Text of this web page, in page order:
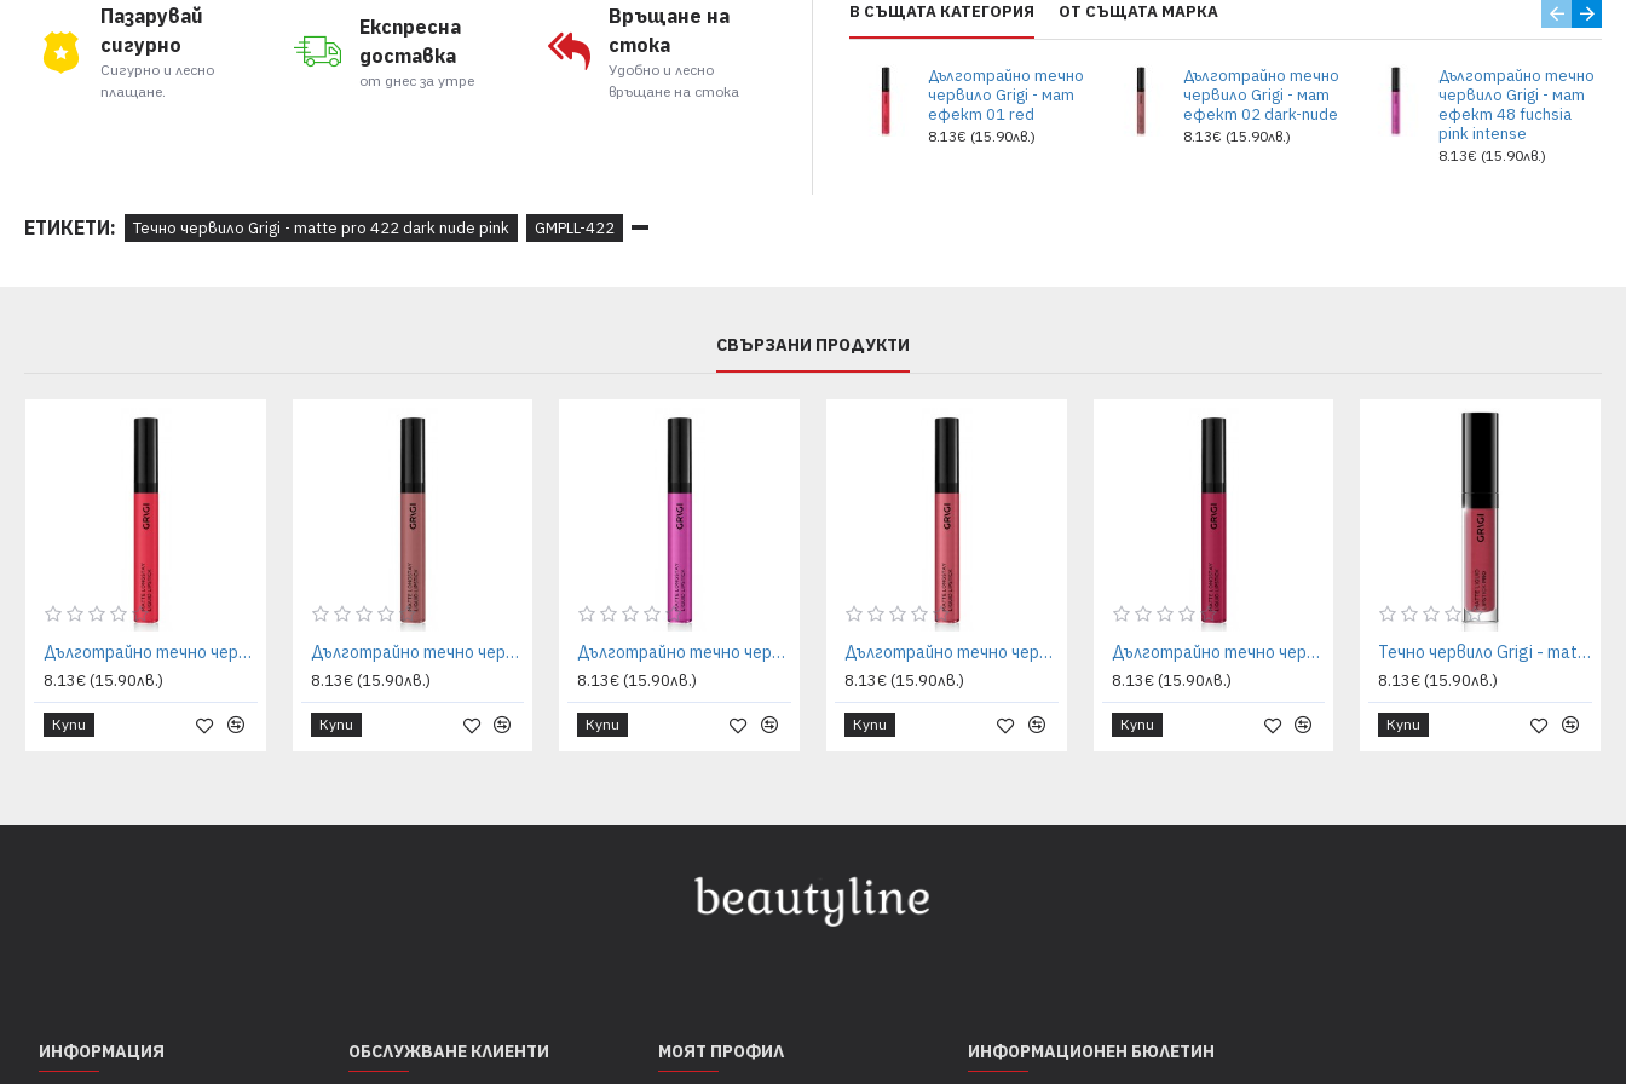
Пазарувай
сигурно
Сигурно и лесно
плащане.
Експресна
доставка
от днес за утре
Връщане на
стока
Удобно и лесно
връщане на стока
масло от карите.
В СЪЩАТА КАТЕГОРИЯ ОТ СЪЩАТА МАРКА
Дълготрайно течно
червило Grigi - мат
ефект 01 red
8.13€ (15.90лв.)
Дълготрайно течно
червило Grigi - мат
ефект 02 dark-nude
8.13€ (15.90лв.)
Дълготрайно течно
червило Grigi - мат
ефект 48 fuchsia
pink intense
8.13€ (15.90лв.)
ЕТИКЕТИ: Течно червило Grigi - matte pro 422 dark nude pink GMPLL-422
СВЪРЗАНИ ПРОДУКТИ
Дълготрайно течно червило Grigi - мат ефект 01 red
8.13€ (15.90лв.)
Купи
Дълготрайно течно червило Grigi - мат ефект 02 dark-nude
8.13€ (15.90лв.)
Купи
Дълготрайно течно червило Grigi - мат ефект 48 fuchsia pink intense
8.13€ (15.90лв.)
Купи
Дълготрайно течно червило Grigi - мат ефект 49 watermelon intense
8.13€ (15.90лв.)
Купи
Дълготрайно течно червило Grigi - мат ефект 50 light cherry
8.13€ (15.90лв.)
Купи
Течно червило Grigi - matte pro 409 metallic rust
8.13€ (15.90лв.)
Купи
ИНФОРМАЦИЯ ОБСЛУЖВАНЕ КЛИЕНТИ МОЯТ ПРОФИЛ ИНФОРМАЦИОНЕН БЮЛЕТИН